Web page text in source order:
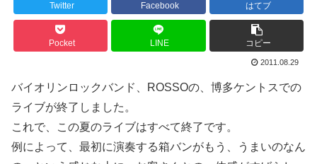
Twitter Facebook はてブ
Pocket LINE コピー
2011.08.29
バイオリンロックバンド、ROSSOの、博多ケントスでの
ライブが終了しました。
これで、この夏のライブはすべて終了です。
例によって、最初に演奏する箱バンがもう、うまいのなん